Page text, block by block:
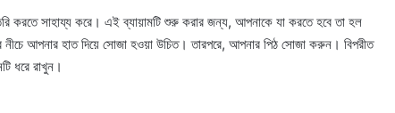
সাহায্য করে। এই ব্যায়ামটি শুরু করার জন্য, আপনাকে যা করতে হবে তা হল
আপনার হাত দিয়ে সোজা হওয়া উচিত। তারপরে, আপনার পিঠ সোজা করুন। বিপরীত
ধরে রাখুন।